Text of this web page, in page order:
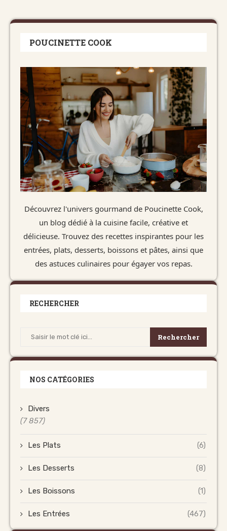
POUCINETTE COOK
Découvrez l'univers gourmand de Poucinette Cook,
un blog dédié à la cuisine facile, créative et
délicieuse. Trouvez des recettes inspirantes pour les
entrées, plats, desserts, boissons et pâtes, ainsi que
des astuces culinaires pour égayer vos repas.
RECHERCHER
Rechercher
NOS CATÉGORIES
Divers
(7 857)
Les Plats (6)
Les Desserts (8)
Les Boissons (1)
Les Entrées (467)